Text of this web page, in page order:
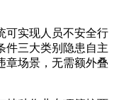
可实现人员不安全行
件三大类别隐患自主
章场景，无需额外叠